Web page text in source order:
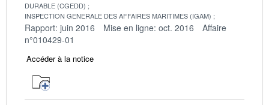
DURABLE (CGEDD)
INSPECTION GENERALE DES AFFAIRES MARITIMES (IGAM)
Rapport: juin 2016 Mise en ligne: oct. 2016
Affaire
n°010429-01
Accéder à la notice